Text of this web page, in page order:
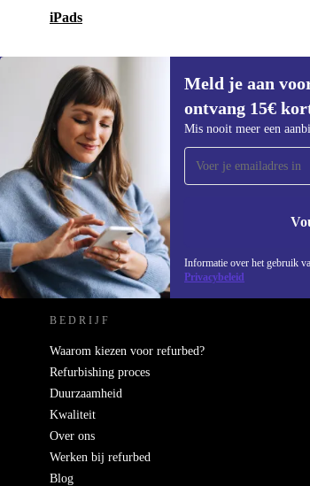
iPads
Meld je aan
ontvang 15€
Mis nooit meer een
Informatie over het gebruik
Privacybeleid
Meld je aan voor onze
ontvang €15 korting!
Mis nooit meer een aanbieding.
REFURBED NEDERLAND - RETHINK
BEDRIJF
Waarom kiezen voor refurbed?
Refurbishing proces
Duurzaamheid
Kwaliteit
Over ons
Werken bij refurbed
Blog